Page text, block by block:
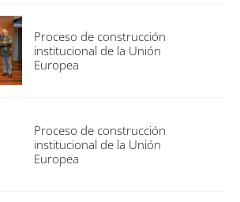
Proceso de construcción
institucional de la Unión
Europea
Proceso de construcción
institucional de la Unión
Europea